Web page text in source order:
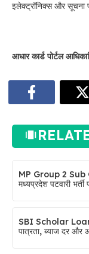
इलेक्ट्रॉनिक्स और सूचना
आधार कार्ड पोर्टल
MP Group 2
मध्यप्रदेश पटवारी भर्ती
SBI Scholar
पात्रता, ब्याज दर और